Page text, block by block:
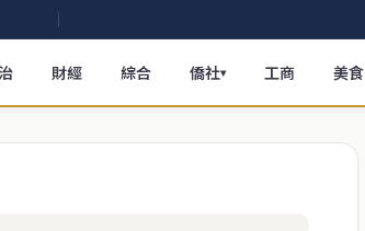
財經 綜合 僑社▾ 工商 美食